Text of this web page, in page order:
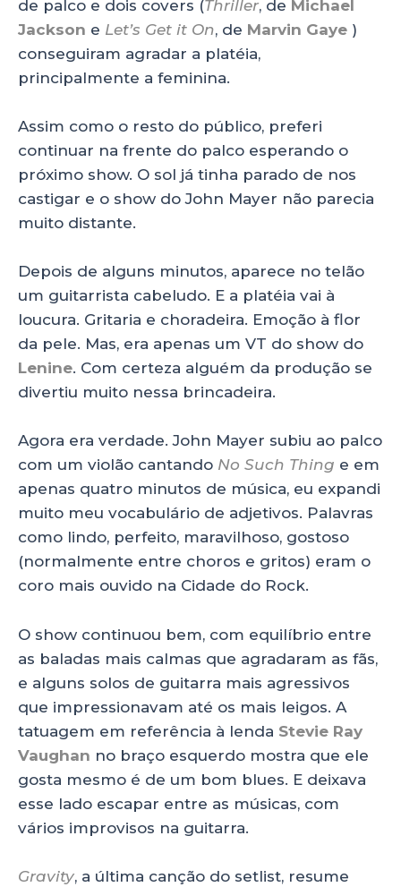
de palco e dois covers (Thriller, de Michael
Jackson e Let’s Get it On, de Marvin Gaye )
conseguiram agradar a platéia,
principalmente a feminina.
Assim como o resto do público, preferi
continuar na frente do palco esperando o
próximo show. O sol já tinha parado de nos
castigar e o show do John Mayer não parecia
muito distante.
Depois de alguns minutos, aparece no telão
um guitarrista cabeludo. E a platéia vai à
loucura. Gritaria e choradeira. Emoção à flor
da pele. Mas, era apenas um VT do show do
Lenine. Com certeza alguém da produção se
divertiu muito nessa brincadeira.
Agora era verdade. John Mayer subiu ao palco
com um violão cantando No Such Thing e em
apenas quatro minutos de música, eu expandi
muito meu vocabulário de adjetivos. Palavras
como lindo, perfeito, maravilhoso, gostoso
(normalmente entre choros e gritos) eram o
coro mais ouvido na Cidade do Rock.
O show continuou bem, com equilíbrio entre
as baladas mais calmas que agradaram as fãs,
e alguns solos de guitarra mais agressivos
que impressionavam até os mais leigos. A
tatuagem em referência à lenda Stevie Ray
Vaughan no braço esquerdo mostra que ele
gosta mesmo é de um bom blues. E deixava
esse lado escapar entre as músicas, com
vários improvisos na guitarra.
Gravity, a última canção do setlist, resume